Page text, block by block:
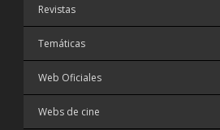
Revistas
Temáticas
Web Oficiales
Webs de cine